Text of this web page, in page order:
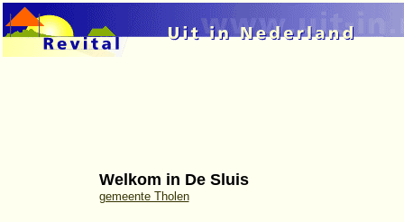
Welkom in De Sluis
gemeente Tholen